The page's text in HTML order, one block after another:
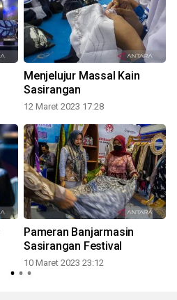
Menjelujur Massal Kain
Sasirangan
12 Maret 2023 17:28
Pameran Banjarmasin
Sasirangan Festival
10 Maret 2023 23:12